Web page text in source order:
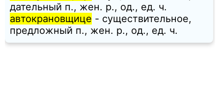
дательный п., жен. p., од., ед. ч.
автокрановщице - существительное,
предложный п., жен. p., од., ед. ч.